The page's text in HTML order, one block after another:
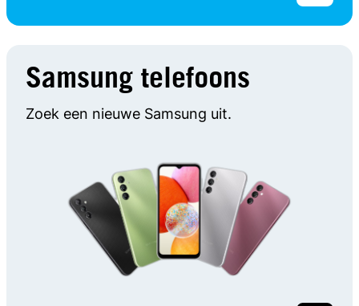
Samsung telefoons
Zoek een nieuwe Samsung uit.